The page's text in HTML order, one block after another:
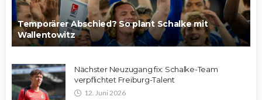
Temporärer Abschied? So plant Schalke mit
Wallentowitz
Nächster Neuzugang fix: Schalke-Team
verpflichtet Freiburg-Talent
12. Juni 2026